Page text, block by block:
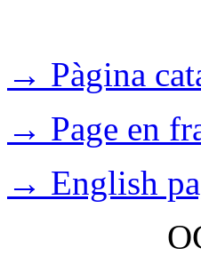
→ Pàgina
→ Page en
→ English